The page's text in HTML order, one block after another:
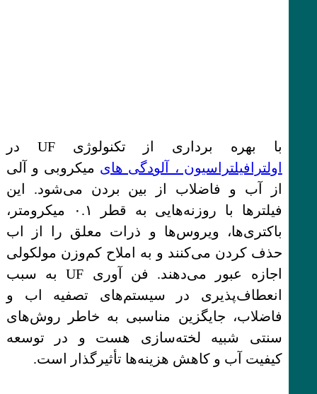
با بهره برداری از تکنولوژی UF در
اولترافیلتراسیون ، آلودگی های میکروبی و آلی
از آب و فاضلاب از بین بردن می‌شود. این
فیلترها با روزنه‌هایی به قطر ۰.۱ میکرومتر،
باکتری‌ها، ویروس‌ها و ذرات معلق را از اب
حذف کردن می‌کنند و به املاح کم‌وزن مولکولی
اجازه عبور می‌دهند. فن آوری UF به سبب
انعطاف‌پذیری در سیستم‌های تصفیه اب و
فاضلاب، جایگزین مناسبی به خاطر روش‌های
سنتی شبیه لخته‌سازی هست و در توسعه
کیفیت آب و کاهش هزینه‌ها تأثیرگذار است.